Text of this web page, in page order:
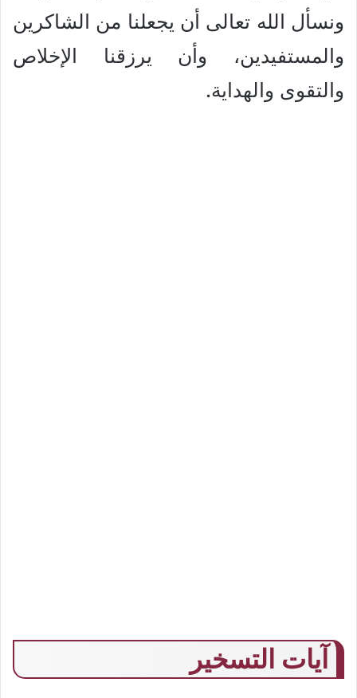
ونسأل الله تعالى أن يجعلنا من الشاكرين
والمستفيدين، وأن يرزقنا الإخلاص
والتقوى والهداية.
آيات التسخير